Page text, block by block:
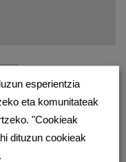
esperientzia
eta komunitateak
"Cookieak
dituzun cookieak